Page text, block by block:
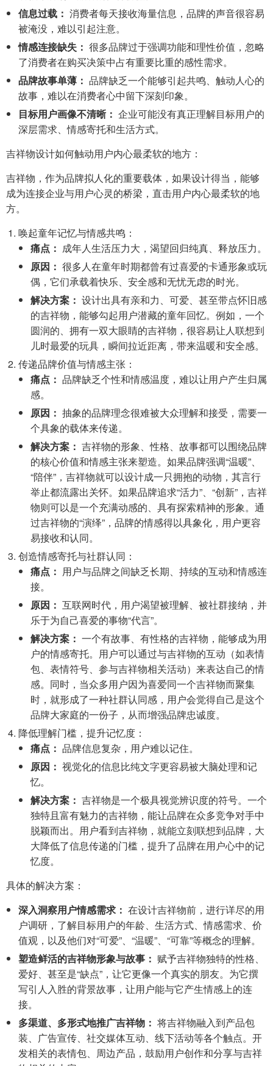
信息过载： 消费者每天接收海量信息，品牌的声音很容易
被淹没，难以引起注意。
情感连接缺失： 很多品牌过于强调功能和理性价值，忽略
了消费者在购买决策中占有重要比重的感性需求。
品牌故事单薄： 品牌缺乏一个能够引起共鸣、触动人心的
故事，难以在消费者心中留下深刻印象。
目标用户画像不清晰： 企业可能没有真正理解目标用户的
深层需求、情感寄托和生活方式。
吉祥物设计如何触动用户内心最柔软的地方：
吉祥物，作为品牌拟人化的重要载体，如果设计得当，能够
成为连接企业与用户心灵的桥梁，直击用户内心最柔软的地
方。
唤起童年记忆与情感共鸣：
痛点： 成年人生活压力大，渴望回归纯真、释放压力。
原因： 很多人在童年时期都曾有过喜爱的卡通形象或玩
偶，它们承载着快乐、安全感和无忧无虑的时光。
解决方案： 设计出具有亲和力、可爱、甚至带点怀旧感
的吉祥物，能够勾起用户潜藏的童年回忆。例如，一个
圆润的、拥有一双大眼睛的吉祥物，很容易让人联想到
儿时最爱的玩具，瞬间拉近距离，带来温暖和安全感。
传递品牌价值与情感主张：
痛点： 品牌缺乏个性和情感温度，难以让用户产生归属
感。
原因： 抽象的品牌理念很难被大众理解和接受，需要一
个具象的载体来传递。
解决方案： 吉祥物的形象、性格、故事都可以围绕品牌
的核心价值和情感主张来塑造。如果品牌强调“温暖”、
“陪伴”，吉祥物就可以设计成一只拥抱的动物，其言行
举止都流露出关怀。如果品牌追求“活力”、“创新”，吉祥
物则可以是一个充满动感的、具有探索精神的形象。通
过吉祥物的“演绎”，品牌的情感得以具象化，用户更容
易接收和认同。
创造情感寄托与社群认同：
痛点： 用户与品牌之间缺乏长期、持续的互动和情感连
接。
原因： 互联网时代，用户渴望被理解、被社群接纳，并
乐于为自己喜爱的事物“代言”。
解决方案： 一个有故事、有性格的吉祥物，能够成为用
户的情感寄托。用户可以通过与吉祥物的互动（如表情
包、表情符号、参与吉祥物相关活动）来表达自己的情
感。同时，当众多用户因为喜爱同一个吉祥物而聚集
时，就形成了一种社群认同感，用户会觉得自己是这个
品牌大家庭的一份子，从而增强品牌忠诚度。
降低理解门槛，提升记忆度：
痛点： 品牌信息复杂，用户难以记住。
原因： 视觉化的信息比纯文字更容易被大脑处理和记
忆。
解决方案： 吉祥物是一个极具视觉辨识度的符号。一个
独特且富有魅力的吉祥物，能让品牌在众多竞争对手中
脱颖而出。用户看到吉祥物，就能立刻联想到品牌，大
大降低了信息传递的门槛，提升了品牌在用户心中的记
忆度。
具体的解决方案：
深入洞察用户情感需求： 在设计吉祥物前，进行详尽的用
户调研，了解目标用户的年龄、生活方式、情感需求、价
值观，以及他们对“可爱”、“温暖”、“可靠”等概念的理解。
塑造鲜活的吉祥物形象与故事： 赋予吉祥物独特的性格、
爱好、甚至是“缺点”，让它更像一个真实的朋友。为它撰
写引人入胜的背景故事，让用户能与它产生情感上的连
接。
多渠道、多形式地推广吉祥物： 将吉祥物融入到产品包
装、广告宣传、社交媒体互动、线下活动等各个触点。开
发相关的表情包、周边产品，鼓励用户创作和分享与吉祥